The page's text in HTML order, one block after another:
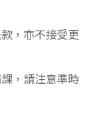
，亦不接受更
，請注意準時